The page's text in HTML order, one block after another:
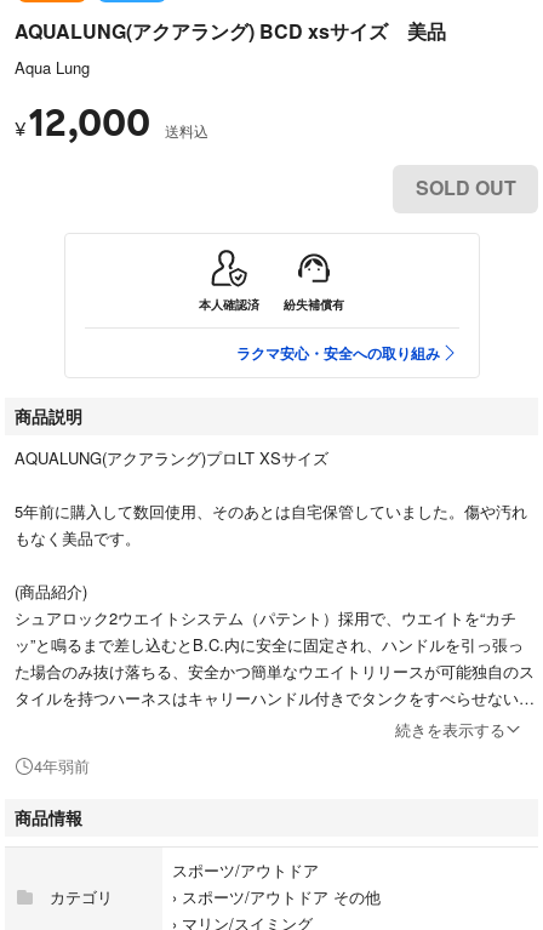
AQUALUNG(アクアラング) BCD xsサイズ 美品
Aqua Lung
¥12,000 送料込
SOLD OUT
本人確認済 紛失補償有
ラクマ安心・安全への取り組み
商品説明
AQUALUNG(アクアラング)プロLT XSサイズ
5年前に購入して数回使用、そのあとは自宅保管していました。傷や汚れ
もなく美品です。
(商品紹介)
シュアロック2ウエイトシステム（パテント）採用で、ウエイトを“カチ
ッ”と鳴るまで差し込むとB.C.内に安全に固定され、ハンドルを引っ張っ
た場合のみ抜け落ちる、安全かつ簡単なウエイトリリースが可能独自のス
タイルを持つハーネスはキャリーハンドル付きでタンクをすべらせないト
サイズ XS
身長(cm） 152～165
体重（kg） 45～57
続きを表示する
4年弱前
商品情報
カテゴリ
スポーツ/アウトドア
› スポーツ/アウトドア その他
› マリン/スイミング